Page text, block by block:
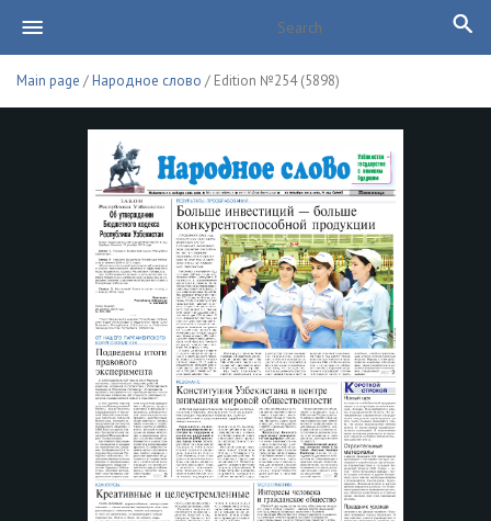
Main page /Народное слово / Edition №254 (5898)